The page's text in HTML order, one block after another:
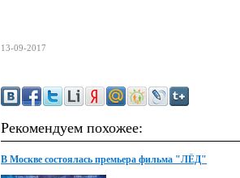
13-09-2017
Рекомендуем похожее:
В Москве состоялась премьера фильма "ЛЁД"